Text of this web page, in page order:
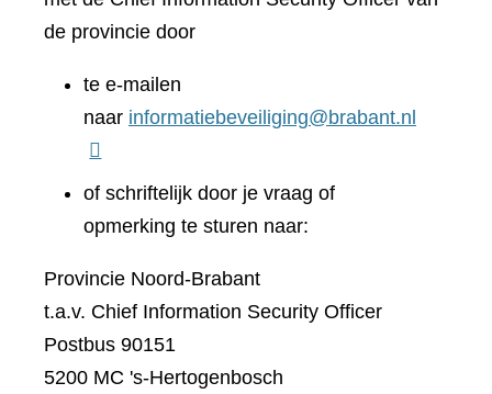
de provincie door
te e-mailen
naar informatiebeveiliging@brabant.nl
of schriftelijk door je vraag of
opmerking te sturen naar:
Provincie Noord-Brabant
t.a.v. Chief Information Security Officer
Postbus 90151
5200 MC 's-Hertogenbosch